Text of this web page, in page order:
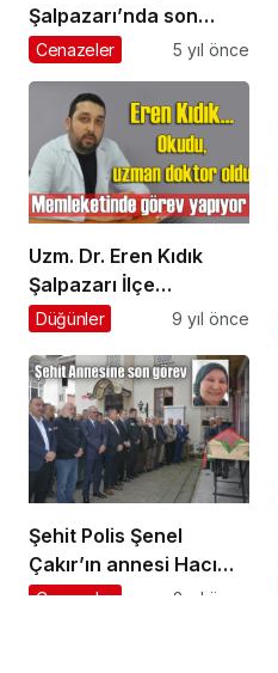
Şalpazarı’nda son
yolculuğuna uğurlandı
Cenazeler 5 yıl önce
Uzm. Dr. Eren Kıdık
Şalpazarı İlçe
Hastanesi’nde görev
Düğünler 9 yıl önce
Şehit Polis Şenel
Çakır’ın annesi Hacı
Nadiye Çakır’a son
Cenazeler 2 yıl önce